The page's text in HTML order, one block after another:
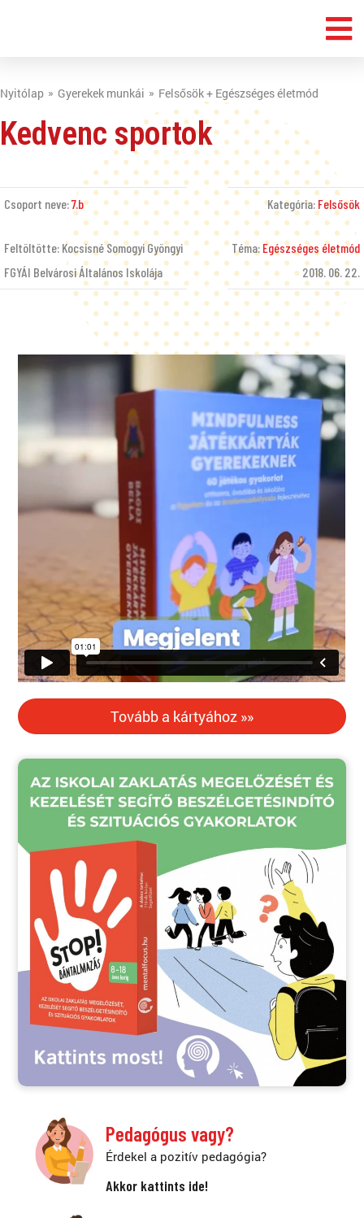
Nyitólap Gyerekek munkái Felsősök + Egészséges életmód
Kedvenc sportok
Csoport neve:7.b
Feltöltötte: Kocsisné Somogyi Gyöngyi
FGYÁI Belvárosi Általános Iskolája
Kategória: Felsősök
Téma: Egészséges életmód
2018. 06. 22.
Tovább a kártyához »»
Pedagógus vagy?
Érdekel a pozitív pedagógia?
Akkor kattints ide!